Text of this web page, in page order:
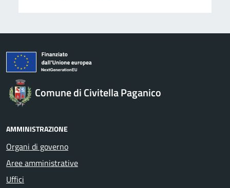
Comune di Civitella Paganico
AMMINISTRAZIONE
Organi di governo
Aree amministrative
Uffici